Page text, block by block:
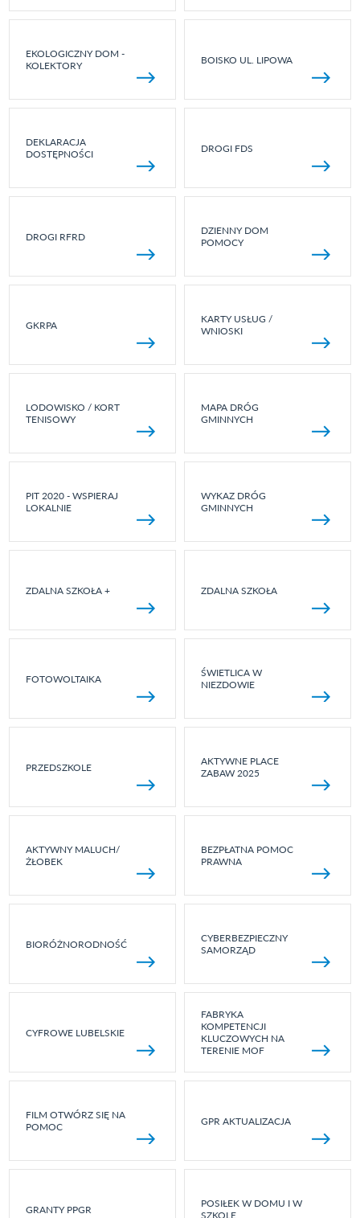
EKOLOGICZNY DOM -
KOLEKTORY
BOISKO UL. LIPOWA
DEKLARACJA
DOSTĘPNOŚCI
DROGI FDS
DROGI RFRD
DZIENNY DOM
POMOCY
GKRPA
KARTY USŁUG /
WNIOSKI
LODOWISKO / KORT
TENISOWY
MAPA DRÓG
GMINNYCH
PIT 2020 - WSPIERAJ
LOKALNIE
WYKAZ DRÓG
GMINNYCH
ZDALNA SZKOŁA + ZDALNA SZKOŁA
FOTOWOLTAIKA
ŚWIETLICA W
NIEZDOWIE
PRZEDSZKOLE
AKTYWNE PLACE
ZABAW 2025
AKTYWNY MALUCH/
ŻŁOBEK
BEZPŁATNA POMOC
PRAWNA
BIORÓŻNORODNOŚĆ
CYBERBEZPIECZNY
SAMORZĄD
CYFROWE LUBELSKIE
FABRYKA
KOMPETENCJI
KLUCZOWYCH NA
TERENIE MOF
FILM OTWÓRZ SIĘ NA
POMOC
GPR AKTUALIZACJA
GRANTY PPGR
POSIŁEK W DOMU I W
SZKOLE